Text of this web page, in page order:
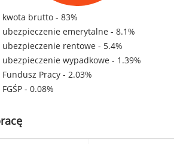
kwota brutto - 83%
ubezpieczenie emerytalne - 8.1%
ubezpieczenie rentowe - 5.4%
ubezpieczenie wypadkowe - 1.39%
Fundusz Pracy - 2.03%
FGŚP - 0.08%